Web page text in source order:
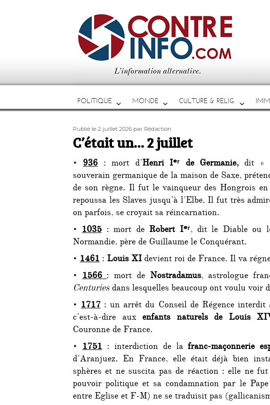
POLITIQUE MONDE CULTURE & RELIG.
Publié
le
Publié le 2 juillet 2026 Auteur
par Rédaction
C’était un… 2 juillet
•936 : mort d’Henri Iᵉʳ de Germanie,dit «
souverain germanique de la maison de Saxe,
de son règne. Il fut le vainqueur des Hongrois
repoussa les Slaves jusqu’à l’Elbe. Il fut très
on parfois, se croyait sa réincarnation.
•1035 : mort de Robert Iᵉʳ, dit le Diable ou
Normandie, père de Guillaume le Conquérant.
• 1461 : Louis XIdevient roi de France. Il va
•1566 : mort de Nostradamus, astrologue
Centuriesdans lesquelles beaucoup ont voulu voir
•1717 : un arrêt du Conseil de Régence interdit
c’est-à-dire aux enfants naturels de Louis
Couronne de France.
• 1751 : interdiction de lafranc-maçonnerie
d’Aranjuez. En France, elle était déjà bien
sphères et ne suscita pas de réaction : elle ne
pouvoir politique et sa condamnation par le
entre Eglise et F-M) ne se traduisit pas